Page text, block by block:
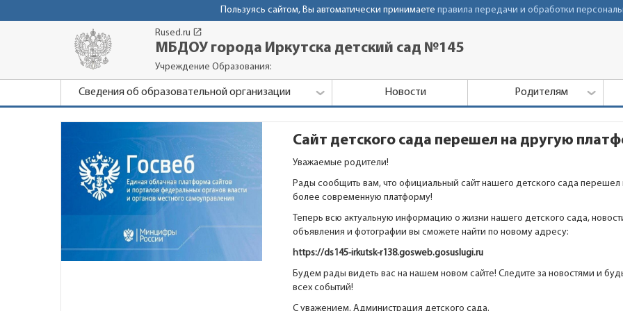
Пользуясь сайтом, Вы автоматически принимаете правила передачи и обработки
Rused.ru launch
МБДОУ города Иркутска детский сад №145
Учреждение Образования:
Сведения об образовательной организации Новости Родителям
Сайт детского сада перешел на другую
Уважаемые родители!
Рады сообщить вам, что официальный сайт нашего детского сада перешел
более современную платформу!
Теперь всю актуальную информацию о жизни нашего детского сада,
объявления и фотографии вы сможете найти по новому адресу:
https://ds145-irkutsk-r138.gosweb.gosuslugi.ru
Будем рады видеть вас на нашем новом сайте! Следите за новостями и
всех событий!
С уважением, Администрация детского сада.